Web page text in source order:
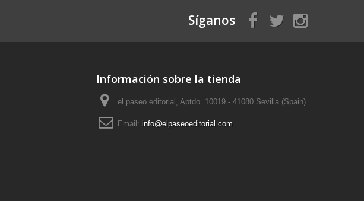
Síganos
Información sobre la tienda
el paseo editorial, Aptdo. 10019 - 41080 Sevilla (Spain)
Email: info@elpaseoeditorial.com